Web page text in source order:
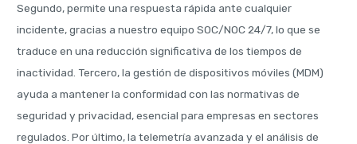
Segundo, permite una respuesta rápida ante cualquier
incidente, gracias a nuestro equipo SOC/NOC 24/7, lo que se
traduce en una reducción significativa de los tiempos de
inactividad. Tercero, la gestión de dispositivos móviles (MDM)
ayuda a mantener la conformidad con las normativas de
seguridad y privacidad, esencial para empresas en sectores
regulados. Por último, la telemetría avanzada y el análisis de